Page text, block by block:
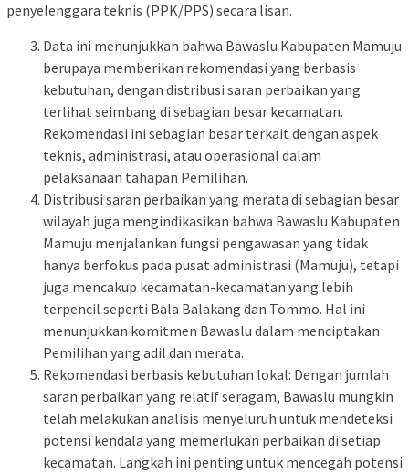
penyelenggara teknis (PPK/PPS) secara lisan.
Data ini menunjukkan bahwa Bawaslu Kabupaten Mamuju
berupaya memberikan rekomendasi yang berbasis
kebutuhan, dengan distribusi saran perbaikan yang
terlihat seimbang di sebagian besar kecamatan.
Rekomendasi ini sebagian besar terkait dengan aspek
teknis, administrasi, atau operasional dalam
pelaksanaan tahapan Pemilihan.
Distribusi saran perbaikan yang merata di sebagian besar
wilayah juga mengindikasikan bahwa Bawaslu Kabupaten
Mamuju menjalankan fungsi pengawasan yang tidak
hanya berfokus pada pusat administrasi (Mamuju), tetapi
juga mencakup kecamatan-kecamatan yang lebih
terpencil seperti Bala Balakang dan Tommo. Hal ini
menunjukkan komitmen Bawaslu dalam menciptakan
Pemilihan yang adil dan merata.
Rekomendasi berbasis kebutuhan lokal: Dengan jumlah
saran perbaikan yang relatif seragam, Bawaslu mungkin
telah melakukan analisis menyeluruh untuk mendeteksi
potensi kendala yang memerlukan perbaikan di setiap
kecamatan. Langkah ini penting untuk mencegah potensi